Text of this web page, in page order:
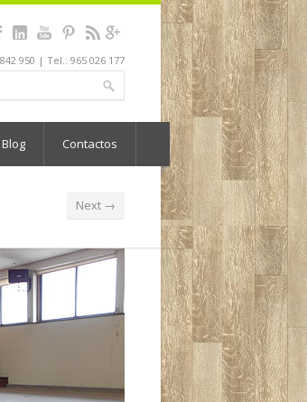
950 | Tel.: 965 026 177
Blog Contactos
Next →